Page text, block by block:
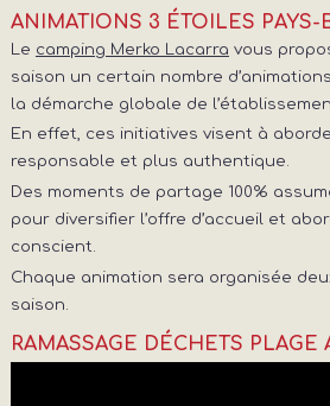
ANIMATIONS 3 ÉTOILES PAYS-
Le camping Merko Lacarra vous
saison un certain nombre
la démarche globale de
En effet, ces initiatives visent à
responsable et plus authentique.
Des moments de partage 100%
pour diversifier l’offre d’accueil et
conscient.
Chaque animation sera organisée
saison.
RAMASSAGE DÉCHETS PLAGE